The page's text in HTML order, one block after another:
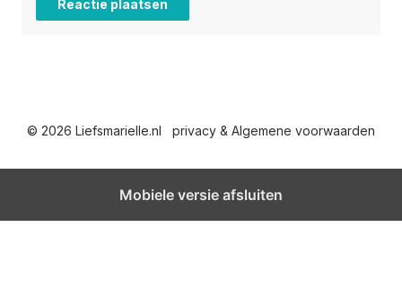
© 2026 Liefsmarielle.nl privacy & Algemene voorwaarden
Mobiele versie afsluiten